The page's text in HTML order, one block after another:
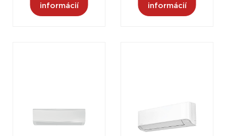
informácií
informácií